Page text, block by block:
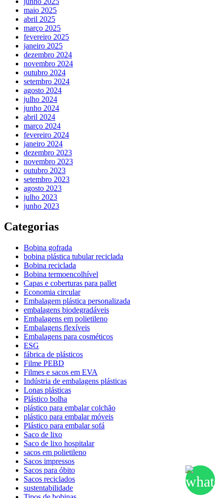
maio 2025
abril 2025
março 2025
fevereiro 2025
janeiro 2025
dezembro 2024
novembro 2024
outubro 2024
setembro 2024
agosto 2024
julho 2024
junho 2024
abril 2024
março 2024
fevereiro 2024
janeiro 2024
dezembro 2023
novembro 2023
outubro 2023
setembro 2023
agosto 2023
julho 2023
junho 2023
Categorias
Bobina gofrada
bobina plástica tubular reciclada
Bobina reciclada
Bobina termoencolhível
Capas e coberturas para pallet
Economia circular
Embalagem plástica personalizada
embalagens biodegradáveis
Embalagens em polietileno
Embalagens flexíveis
Embalagens para cosméticos
ESG
fábrica de plásticos
Filme PEBD
Filmes e sacos em EVA
Indústria de embalagens plásticas
Lonas plásticas
Plástico bolha
plástico para embalar colchão
plástico para embalar móveis
Plástico para embalar sofá
Saco de lixo
Saco de lixo hospitalar
sacos em polietileno
Sacos impressos
Sacos para óbito
Sacos reciclados
sustentabilidade